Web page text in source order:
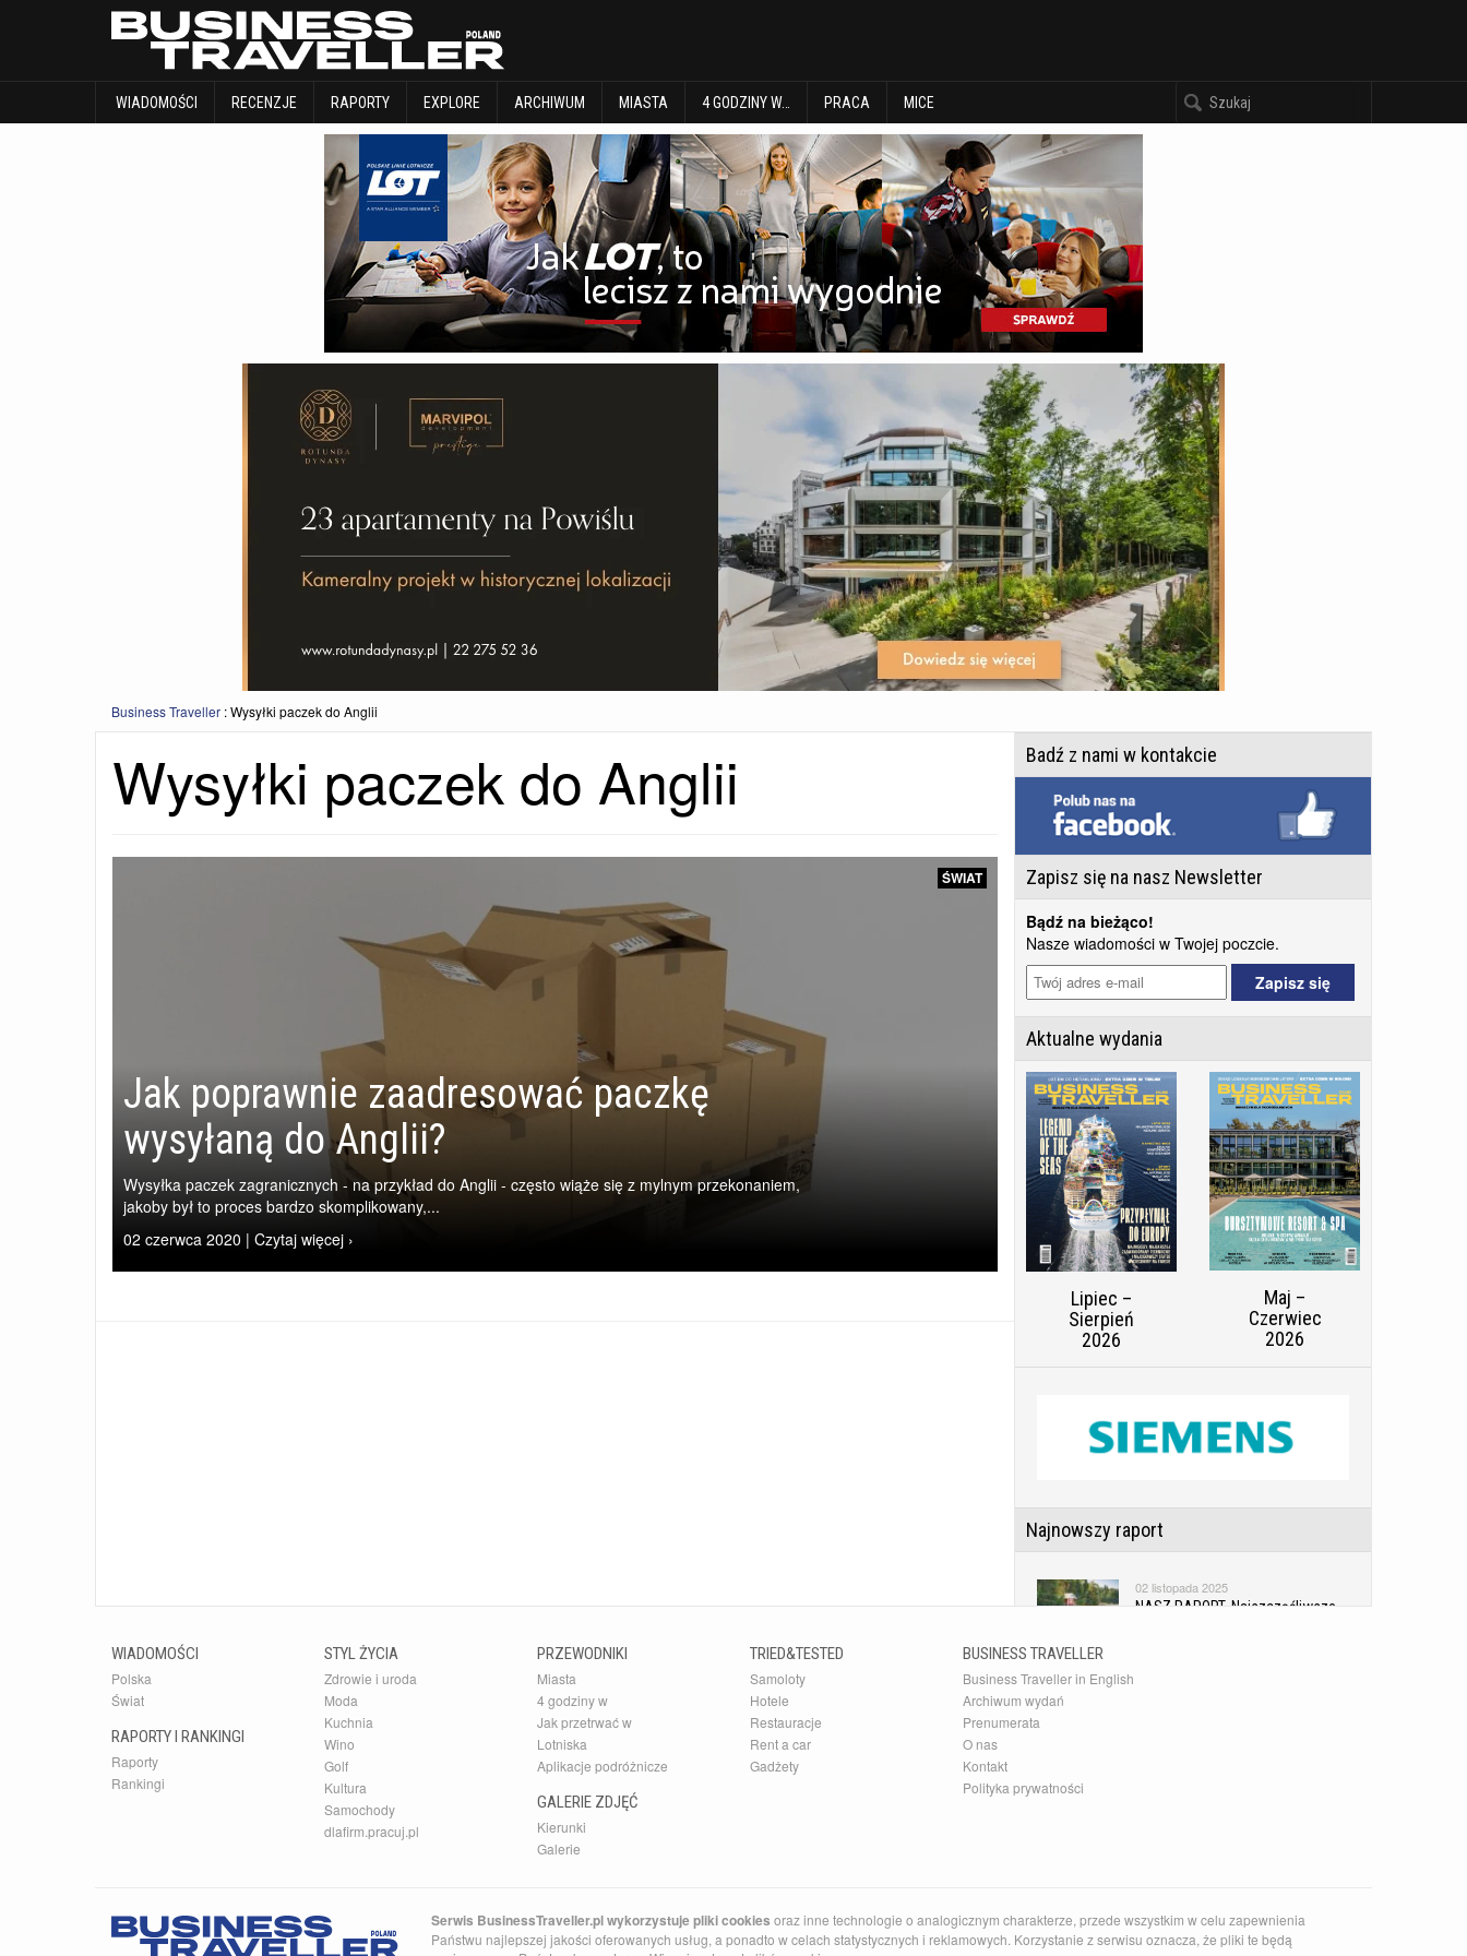
WIADOMOŚCI RECENZJE RAPORTY EXPLORE ARCHIWUM MIASTA 4 GODZINY W… PRACA MICE
WIADOMOŚCI RECENZJE
Business Traveller :Wysyłki paczek do Anglii
Wysyłki paczek do Anglii
ŚWIAT
Jak poprawnie zaadresować paczkę
wysyłaną do Anglii?
Wysyłka paczek zagranicznych - na przykład do Anglii - często wiąże się z mylnym przekonaniem,
jakoby był to proces bardzo skomplikowany,...
02 czerwca 2020 | Czytaj więcej ›
Badź z nami w kontakcie
Zapisz się na nasz Newsletter
Bądź na bieżąco!
Nasze wiadomości w Twojej poczcie.
Aktualne wydania
Lipiec –
Sierpień
2026
Maj –
Czerwiec
2026
Najnowszy raport
02 listopada 2025
NASZ RAPORT. Najszczęśliwsze
Najnowsza Galeria
Zaskakujące słowackie Pieniny
WIADOMOŚCI
Polska
Świat
RAPORTY I RANKINGI
Raporty
Rankingi
STYL ŻYCIA
Zdrowie i uroda
Moda
Kuchnia
Wino
Golf
Kultura
Samochody
dlafirm.pracuj.pl
PRZEWODNIKI
Miasta
4 godziny w
Jak przetrwać w
Lotniska
Aplikacje podróżnicze
GALERIE ZDJĘĆ
Kierunki
Galerie
TRIED&TESTED
Samoloty
Hotele
Restauracje
Rent a car
Gadżety
BUSINESS TRAVELLER
Business Traveller in English
Archiwum wydań
Prenumerata
O nas
Kontakt
Polityka prywatności
Serwis BusinessTraveller.pl wykorzystuje pliki cookies oraz inne technologie o analogicznym charakterze, przede wszystkim w celu zapewnienia
Państwu najlepszej jakości oferowanych usług, a ponadto w celach statystycznych i reklamowych. Korzystanie z serwisu oznacza, że pliki te będą